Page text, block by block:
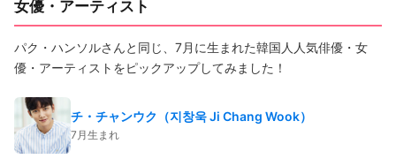
女優・アーティスト
パク・ハンソルさんと同じ、7月に生まれた韓国人人気俳優・女
優・アーティストをピックアップしてみました！
チ・チャンウク（지창욱 Ji Chang Wook）
7月生まれ